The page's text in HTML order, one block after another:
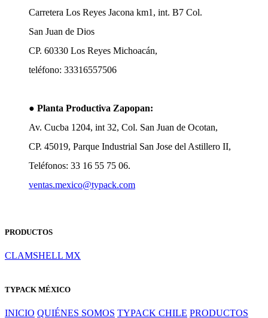
Carretera Los Reyes Jacona km1, int. B7 Col.
San Juan de Dios
CP. 60330 Los Reyes Michoacán,
teléfono: 33316557506
● Planta Productiva Zapopan:
Av. Cucba 1204, int 32, Col. San Juan de Ocotan,
CP. 45019, Parque Industrial San Jose del Astillero II,
Teléfonos: 33 16 55 75 06.
ventas.mexico@typack.com
PRODUCTOS
CLAMSHELL MX
TYPACK MÉXICO
INICIO QUIÉNES SOMOS TYPACK CHILE PRODUCTOS